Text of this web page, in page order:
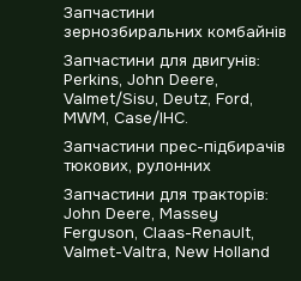
Запчастини
зернозбиральних комбайнів
Запчастини для двигунів:
Perkins, John Deere,
Valmet/Sisu, Deutz, Ford,
MWM, Case/IHC.
Запчастини прес-підбирачів
тюкових, рулонних
Запчастини для тракторів:
John Deere, Massey
Ferguson, Claas-Renault,
Valmet-Valtra, New Holland